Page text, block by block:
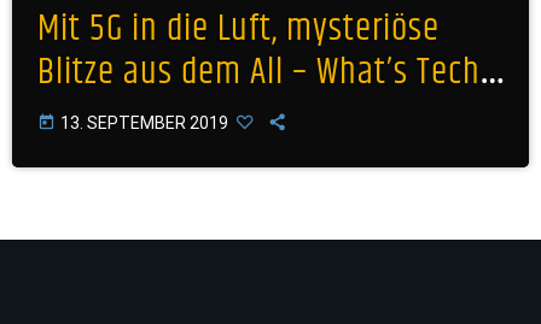
Mit 5G in die Luft, mysteriöse
Blitze aus dem All – What’s Tech
#37
today 13. SEPTEMBER 2019